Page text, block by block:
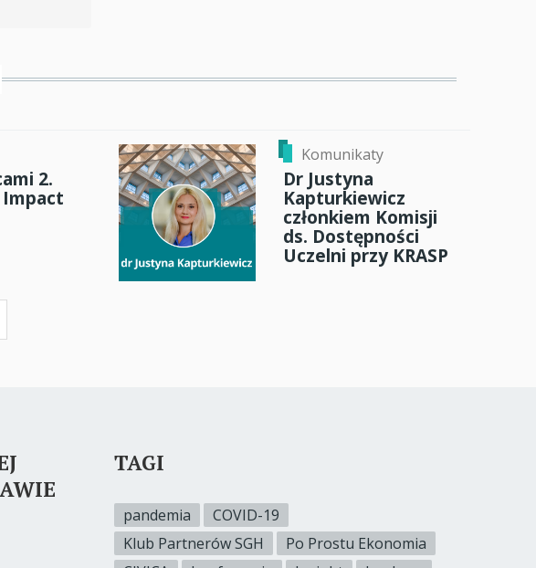
2.
Komunikaty
Dr Justyna
Kapturkiewicz
członkiem Komisji
ds. Dostępności
Uczelni przy KRASP
TAGI
pandemia
COVID-19
Klub Partnerów SGH
Po Prostu Ekonomia